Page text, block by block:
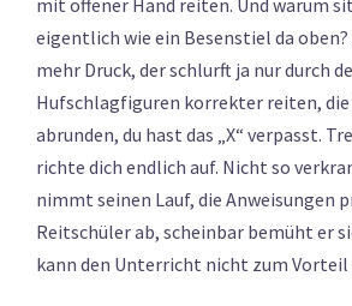
eigentlich wie ein Besenstiel da
mehr Druck, der schlurft ja nur durch
Hufschlagfiguren korrekter reiten, die
abrunden, du hast das „X“ verpasst.
richte dich endlich auf. Nicht so
nimmt seinen Lauf, die Anweisungen
Reitschüler ab, scheinbar bemüht er
kann den Unterricht nicht zum Vorteil